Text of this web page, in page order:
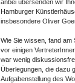
anbei übersenden wir
Hamburger
insbesondere Oliver
Wie Sie wissen, fand am
vor einigen
war wenig
Überlegungen, die dazu
Aufgabenstellung des